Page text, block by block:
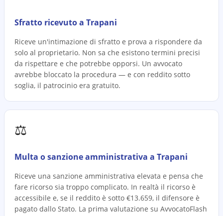
Sfratto ricevuto a Trapani
Riceve un'intimazione di sfratto e prova a rispondere da
solo al proprietario. Non sa che esistono termini precisi
da rispettare e che potrebbe opporsi. Un avvocato
avrebbe bloccato la procedura — e con reddito sotto
soglia, il patrocinio era gratuito.
⚖️
Multa o sanzione amministrativa a Trapani
Riceve una sanzione amministrativa elevata e pensa che
fare ricorso sia troppo complicato. In realtà il ricorso è
accessibile e, se il reddito è sotto €13.659, il difensore è
pagato dallo Stato. La prima valutazione su AvvocatoFlash